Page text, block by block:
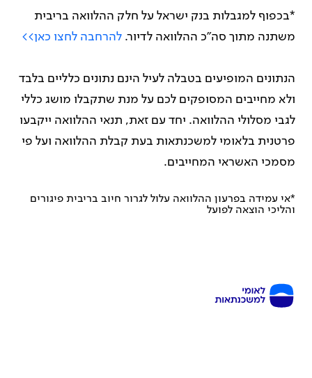
*בכפוף למגבלות בנק ישראל על חלק ההלוואה בריבית
משתנה מתוך סה"כ ההלוואה לדיור. להרחבה לחצו כאן>>
הנתונים המופיעים בטבלה לעיל הינם נתונים כלליים בלבד
ולא מחייבים המסופקים לכם על מנת שתקבלו מושג כללי
לגבי מסלולי ההלוואה. יחד עם זאת, תנאי ההלוואה ייקבעו
פרטנית בלאומי למשכנתאות בעת קבלת ההלוואה ועל פי
מסמכי האשראי המחייבים.
*אי עמידה בפרעון ההלוואה עלול לגרור חיוב בריבית פיגורים
והליכי הוצאה לפועל